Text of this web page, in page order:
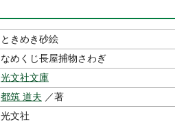
ときめき砂絵
なめくじ長屋捕物さわぎ
光文社文庫
都筑 道夫 ／著
光文社